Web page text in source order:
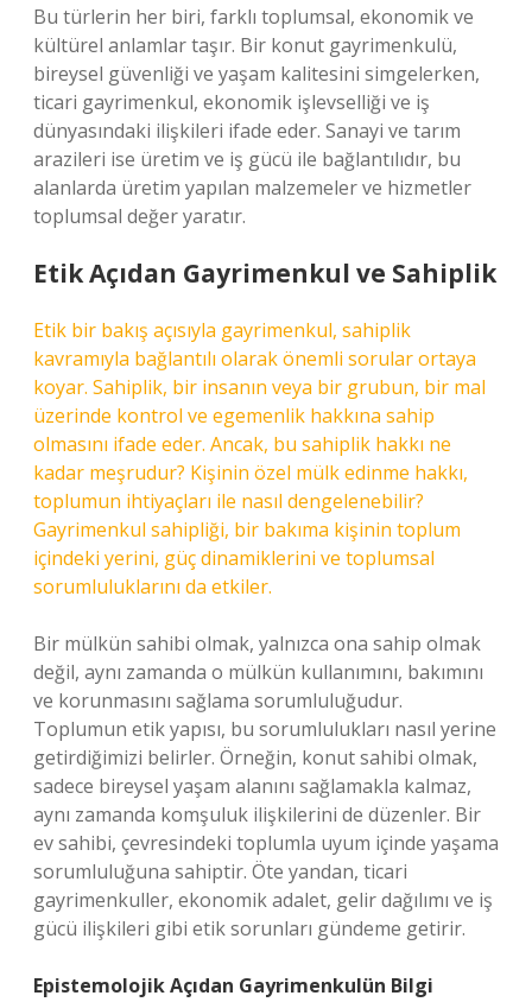
Bu türlerin her biri, farklı toplumsal, ekonomik ve
kültürel anlamlar taşır. Bir konut gayrimenkulü,
bireysel güvenliği ve yaşam kalitesini simgelerken,
ticari gayrimenkul, ekonomik işlevselliği ve iş
dünyasındaki ilişkileri ifade eder. Sanayi ve tarım
arazileri ise üretim ve iş gücü ile bağlantılıdır, bu
alanlarda üretim yapılan malzemeler ve hizmetler
toplumsal değer yaratır.
Etik Açıdan Gayrimenkul ve Sahiplik
Etik bir bakış açısıyla gayrimenkul, sahiplik
kavramıyla bağlantılı olarak önemli sorular ortaya
koyar. Sahiplik, bir insanın veya bir grubun, bir mal
üzerinde kontrol ve egemenlik hakkına sahip
olmasını ifade eder. Ancak, bu sahiplik hakkı ne
kadar meşrudur? Kişinin özel mülk edinme hakkı,
toplumun ihtiyaçları ile nasıl dengelenebilir?
Gayrimenkul sahipliği, bir bakıma kişinin toplum
içindeki yerini, güç dinamiklerini ve toplumsal
sorumluluklarını da etkiler.
Bir mülkün sahibi olmak, yalnızca ona sahip olmak
değil, aynı zamanda o mülkün kullanımını, bakımını
ve korunmasını sağlama sorumluluğudur.
Toplumun etik yapısı, bu sorumlulukları nasıl yerine
getirdiğimizi belirler. Örneğin, konut sahibi olmak,
sadece bireysel yaşam alanını sağlamakla kalmaz,
aynı zamanda komşuluk ilişkilerini de düzenler. Bir
ev sahibi, çevresindeki toplumla uyum içinde yaşama
sorumluluğuna sahiptir. Öte yandan, ticari
gayrimenkuller, ekonomik adalet, gelir dağılımı ve iş
gücü ilişkileri gibi etik sorunları gündeme getirir.
Epistemolojik Açıdan Gayrimenkulün Bilgi